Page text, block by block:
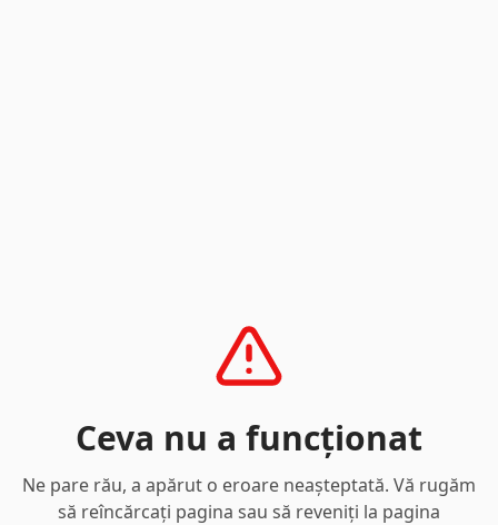
Ceva nu a funcționat
Ne pare rău, a apărut o eroare neașteptată. Vă rugăm
să reîncărcați pagina sau să reveniți la pagina